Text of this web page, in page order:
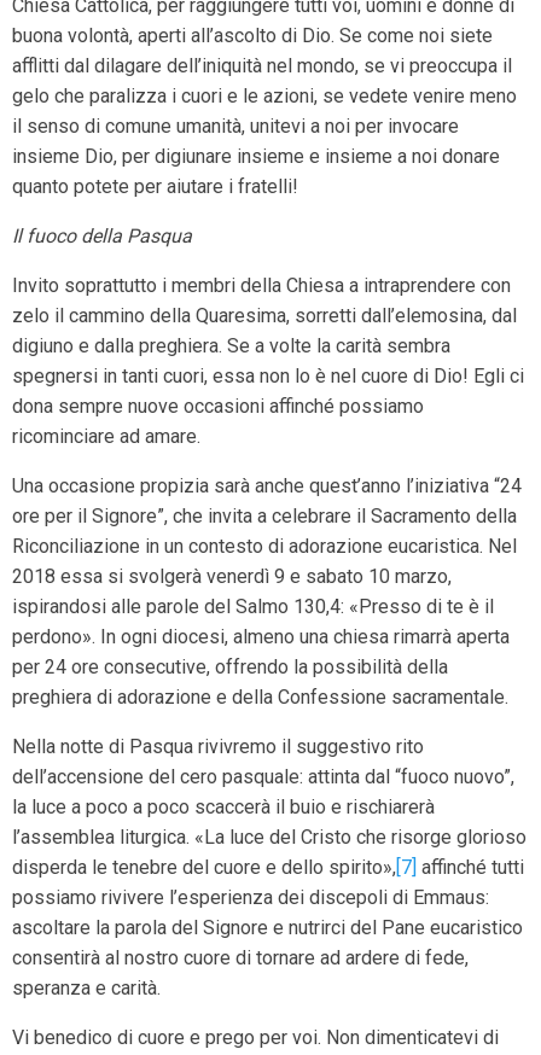
Chiesa Cattolica, per raggiungere tutti voi, uomini e donne di
buona volontà, aperti all’ascolto di Dio. Se come noi siete
afflitti dal dilagare dell’iniquità nel mondo, se vi preoccupa il
gelo che paralizza i cuori e le azioni, se vedete venire meno
il senso di comune umanità, unitevi a noi per invocare
insieme Dio, per digiunare insieme e insieme a noi donare
quanto potete per aiutare i fratelli!
Il fuoco della Pasqua
Invito soprattutto i membri della Chiesa a intraprendere con
zelo il cammino della Quaresima, sorretti dall’elemosina, dal
digiuno e dalla preghiera. Se a volte la carità sembra
spegnersi in tanti cuori, essa non lo è nel cuore di Dio! Egli ci
dona sempre nuove occasioni affinché possiamo
ricominciare ad amare.
Una occasione propizia sarà anche quest’anno l’iniziativa “24
ore per il Signore”, che invita a celebrare il Sacramento della
Riconciliazione in un contesto di adorazione eucaristica. Nel
2018 essa si svolgerà venerdì 9 e sabato 10 marzo,
ispirandosi alle parole del Salmo 130,4: «Presso di te è il
perdono». In ogni diocesi, almeno una chiesa rimarrà aperta
per 24 ore consecutive, offrendo la possibilità della
preghiera di adorazione e della Confessione sacramentale.
Nella notte di Pasqua rivivremo il suggestivo rito
dell’accensione del cero pasquale: attinta dal “fuoco nuovo”,
la luce a poco a poco scaccerà il buio e rischiarerà
l’assemblea liturgica. «La luce del Cristo che risorge glorioso
disperda le tenebre del cuore e dello spirito», [7] affinché tutti
possiamo rivivere l’esperienza dei discepoli di Emmaus:
ascoltare la parola del Signore e nutrirci del Pane eucaristico
consentirà al nostro cuore di tornare ad ardere di fede,
speranza e carità.
Vi benedico di cuore e prego per voi. Non dimenticatevi di